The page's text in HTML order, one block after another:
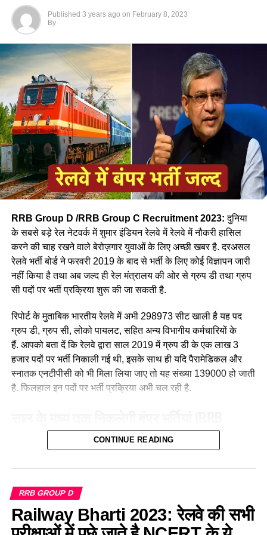
को सब कुछ कर सकने की प्रेरणा से भर देगी।
बहुत कम महिलायें ही करती है रेलवे लोकों पायलट की
जॉब- नीलम
आपने अमूमन पुरुषों को ही रेल चलाते हुए देखा होगा लेकिन माथे पर लाल
बिंदी, भरी हुई मांग और हाथ में लाल चूड़ी पहने हुए महिला लोकों पायलेट
नीलम राथल रेल में सवार हजारों यात्रियों को सुरक्षित गंतव्य पहुंचाने की
रेलवे की सीनियर असिस्टेंट लोको पायलट नीलम बताती है कि जब वे
पेसीजर ट्रेन चलाती है तो कई लोग उन्हें देख कर हेरान रह जाते है कुछ
लड़कीया उन्हे देखकर काफी खुश भी होती है कि एक महिला ट्रेन चल रही
है।
Published 3 years ago on February 8, 2023
By
RRB Group D /RRB Group C Recruitment 2023:दुनिया
के सबसे बड़े रेल नेटवर्क में शुमार इंडियन रेलवे में रेलवे में नौकरी हासिल
करने की चाह रखने वाले बेरोज़गार युवाओं के लिए अच्छी खबर है. दरअसल
रेलवे भर्ती बोर्ड ने फरवरी 2019 के बाद से भर्ती के लिए कोई विज्ञापन जारी
नहीं किया है तथा अब जल्द ही रेल मंत्रालय की ओर से ग्रुप डी तथा ग्रुप
सी पदों पर भर्ती प्रक्रिया शुरू की जा सकती है.
रिपोर्ट के मुताबिक भारतीय रेलवे में अभी 298973 सीट खाली है यह पद
ग्रुप डी, ग्रुप सी, लोको पायलट, सहित अन्य विभागीय कर्मचारियों के
हैं. आपको बता दें कि रेलवे द्वारा साल 2019 में ग्रुप डी के एक लाख 3
हजार पदों पर भर्ती निकाली गई थी, इसके साथ ही यदि पैरामेडिकल और
स्नातक एनटीपीसी को भी मिला लिया जाए तो यह संख्या 139000 हो जाती
है. फिलहाल इन पदों पर भर्ती प्रक्रिया अभी चल रही है.
Recruitment 2023)
है. रेलवे के आधिकारिक सूत्रों के मुताबिक साल 2023 के मध्य तक लगभग
डेढ़ लाख नई भर्तियां निकाली जा सकती हैं. जिसमें ग्रुप डी तथा ग्रुप सी
पदों की संख्या सबसे अधिक होगी, इसके साथ ही रेलवे “ग्रुप ए और बी” के
खाली पदों पर भी भर्ती करने का विचार कर रहा है. इन पदों पर भर्ती
CONTINUE READING
RRB GROUP D
Railway Bharti 2023: रेलवे की सभी